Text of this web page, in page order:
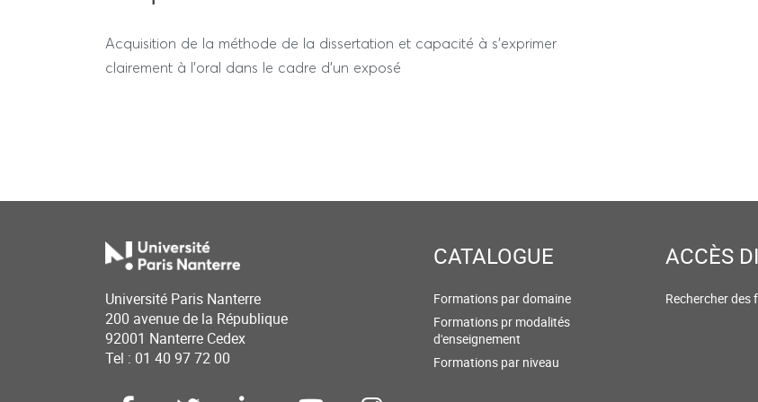
Acquisition de la méthode de la dissertation et capacité à s'exprimer
clairement à l'oral dans le cadre d'un exposé
Université Paris Nanterre
200 avenue de la République
92001 Nanterre Cedex
Tel : 01 40 97 72 00
CATALOGUE
Formations par domaine
Formations pr modalités
d'enseignement
Formations par niveau
ACCÈS
Rechercher